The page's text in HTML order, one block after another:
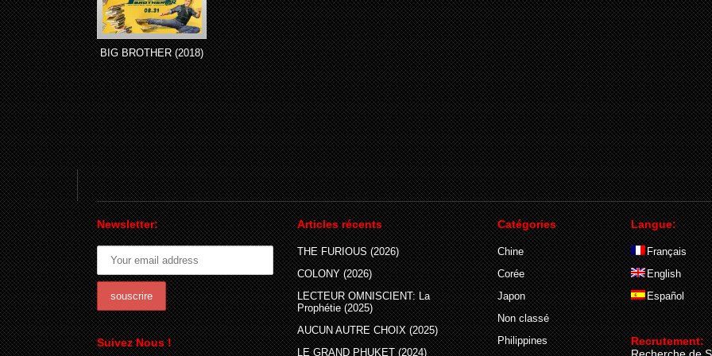
BIG BROTHER (2018)
Newsletter:
Suivez Nous !
Articles récents
THE FURIOUS (2026)
COLONY (2026)
LECTEUR OMNISCIENT: La
Prophétie (2025)
AUCUN AUTRE CHOIX (2025)
LE GRAND PHUKET (2024)
Catégories
Chine
Corée
Japon
Non classé
Philippines
Langue:
Français
English
Español
Recrutement: